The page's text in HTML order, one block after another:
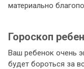
материально
Гороскоп
Ваш ребенок очень
будет бороться за